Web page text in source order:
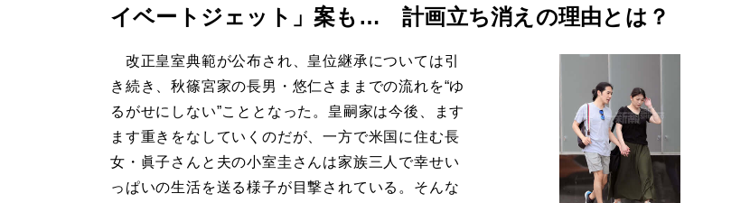
イベートジェット」案も… 計画立ち消えの理由とは？
改正皇室典範が公布され、皇位継承については引
き続き、秋篠宮家の長男・悠仁さままでの流れを“ゆ
るがせにしない”こととなった。皇嗣家は今後、ます
ます重きをなしていくのだが、一方で米国に住む長
女・眞子さんと夫の小室圭さんは家族三人で幸せい
っぱいの生活を送る様子が目撃されている。そんな